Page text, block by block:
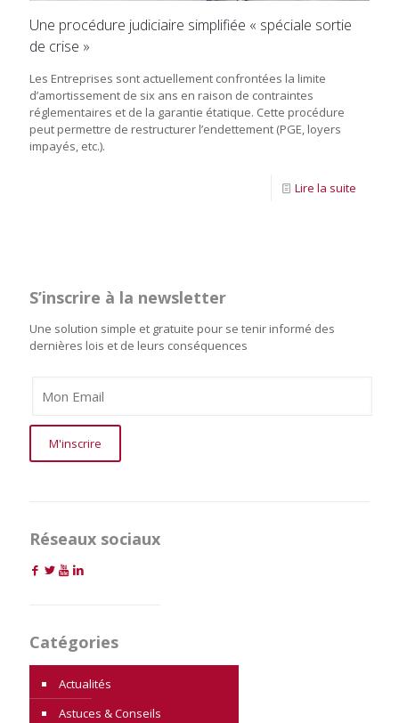
Une procédure judiciaire simplifiée « spéciale sortie
de crise »
Les Entreprises sont actuellement confrontées la limite
d’amortissement de six ans en raison de contraintes
réglementaires et de la garantie étatique. Cette procédure
peut permettre de restructurer l’endettement (PGE, loyers
impayés, etc.).
Lire la suite
S’inscrire à la newsletter
Une solution simple et gratuite pour se tenir informé des
dernières lois et de leurs conséquences
Réseaux sociaux
Catégories
Actualités
Astuces & Conseils